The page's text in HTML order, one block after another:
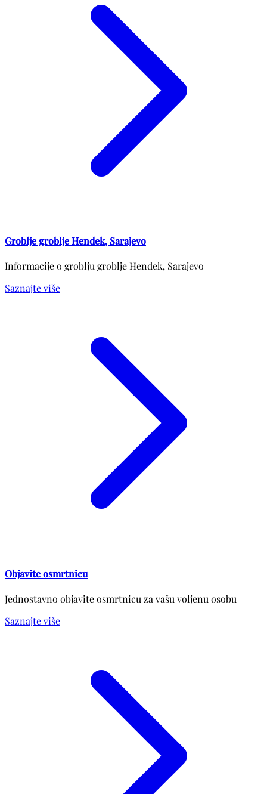
Groblje groblje Hendek, Sarajevo
Informacije o groblju groblje Hendek, Sarajevo
Saznajte više
Objavite osmrtnicu
Jednostavno objavite osmrtnicu za vašu voljenu osobu
Saznajte više